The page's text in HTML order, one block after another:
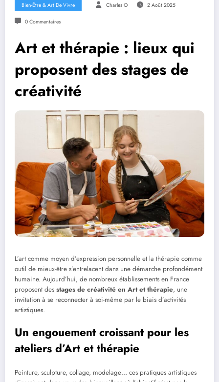
Bien-Être & Art De Vivre Charles O 2 Août 2025
0 Commentaires
Art et thérapie : lieux qui
proposent des stages de
créativité
L’art comme moyen d’expression personnelle et la thérapie comme
outil de mieux-être s’entrelacent dans une démarche profondément
humaine. Aujourd’hui, de nombreux établissements en France
proposent des stages de créativité en Art et thérapie, une
invitation à se reconnecter à soi-même par le biais d’activités
artistiques.
Un engouement croissant pour les
ateliers d’Art et thérapie
Peinture, sculpture, collage, modelage… ces pratiques artistiques